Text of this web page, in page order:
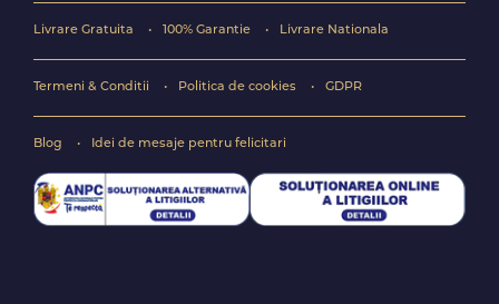
Livrare Gratuita 100% Garantie Livrare Nationala
Termeni & Conditii Politica de cookies GDPR
Blog Idei de mesaje pentru felicitari